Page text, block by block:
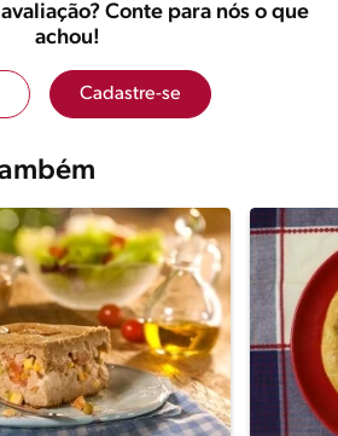
Conte para nós o que
achou!
Cadastre-se